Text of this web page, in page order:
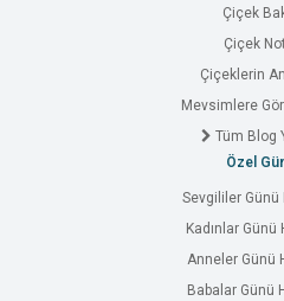
Çiçek
Çiçek
Çiçeklerin
Mevsimlere
Tüm Blog
Özel
Sevgililer Günü
Kadınlar Günü
Anneler Günü
Babalar Günü